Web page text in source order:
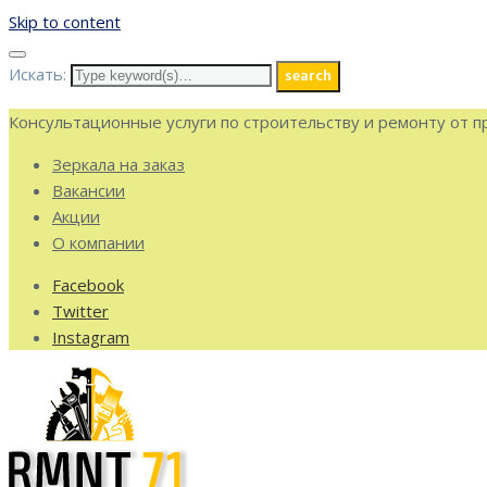
Skip to content
Искать: search
Консультационные услуги по строительству и ремонту от
Зеркала на заказ
Вакансии
Акции
О компании
Facebook
Twitter
Instagram